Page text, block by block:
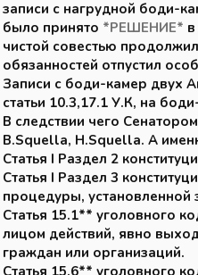
записи с нагрудной боди-
было принято *РЕШЕНИЕ*
чистой совестью
обязанностей отпустил
Записи с боди-камер двух
статьи 10.3,17.1 У.К, на
В следствии чего
B.Squella, H.Squella. А
Статья I Раздел 2
Статья I Раздел 3
процедуры, установленной
Статья 15.1** уголовного
лицом действий, явно
граждан или организаций.